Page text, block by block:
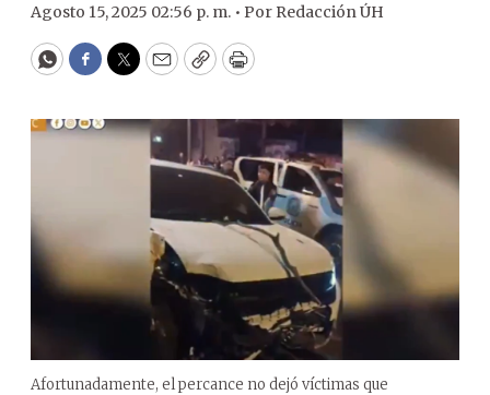
Agosto 15, 2025 02:56 p. m. • Por Redacción ÚH
WhatsApp
Facebook
Twitter
EmailCopyPrint
Afortunadamente, el percance no dejó víctimas que